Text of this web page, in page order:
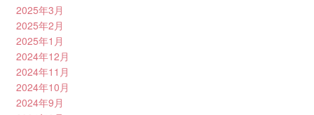
2025年3月
2025年2月
2025年1月
2024年12月
2024年11月
2024年10月
2024年9月